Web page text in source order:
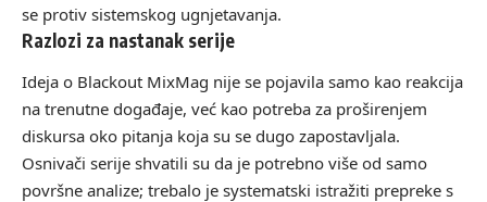
se protiv sistemskog ugnjetavanja.
Razlozi za nastanak serije
Ideja o Blackout MixMag nije se pojavila samo kao reakcija
na trenutne događaje, već kao potreba za proširenjem
diskursa oko pitanja koja su se dugo zapostavljala.
Osnivači serije shvatili su da je potrebno više od samo
površne analize; trebalo je systematski istražiti prepreke s